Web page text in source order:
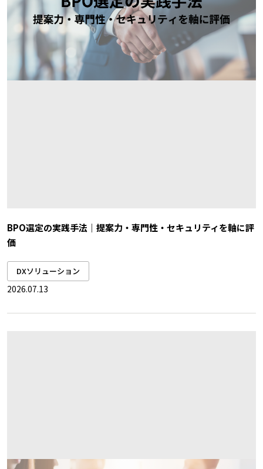
BPO選定の実践手法｜提案力・専門性・セキュリティを軸に評
価
DXソリューション
2026.07.13